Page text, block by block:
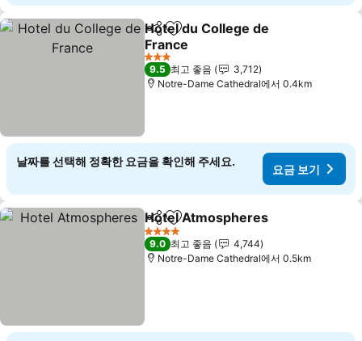
공유 즐겨찾기에 추가
Hotel du College de
France
3 성급
9.5 최고 좋음
3,712
Notre-Dame Cathedral에서 0.4km
날짜를 선택해 정확한 요금을 확인해 주세요.
요금 보기
공유 즐겨찾기에 추가
Hotel Atmospheres
4 성급
9.0 최고 좋음
4,744
Notre-Dame Cathedral에서 0.5km